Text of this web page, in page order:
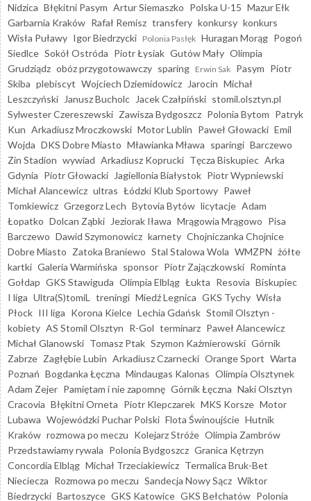
Nidzica Błękitni Pasym Artur Siemaszko Polska U-15 Mazur Ełk
Garbarnia Kraków Rafał Remisz transfery konkursy konkurs
Wisła Puławy Igor Biedrzycki Polonia Pasłęk Huragan Morąg Pogoń
Siedlce Sokół Ostróda Piotr Łysiak Gutów Mały Olimpia
Grudziądz obóz przygotowawczy sparing Erwin Sak Pasym Piotr
Skiba plebiscyt Wojciech Dziemidowicz Jarocin Michał
Leszczyński
Janusz Bucholc Jacek Czałpiński stomil.olsztyn.pl
Sylwester Czereszewski Zawisza Bydgoszcz Polonia Bytom Patryk
Kun Arkadiusz Mroczkowski Motor Lublin Paweł Głowacki Emil
Wojda DKS Dobre Miasto Mławianka Mława sparingi Barczewo
Zin Stadion wywiad Arkadiusz Koprucki Tęcza Biskupiec Arka
Gdynia Piotr Głowacki Jagiellonia Białystok Piotr Wypniewski
Michał Alancewicz ultras Łódzki Klub Sportowy Paweł
Tomkiewicz Grzegorz Lech Bytovia Bytów licytacje Adam
Łopatko Dolcan Ząbki Jeziorak Iława Mrągowia Mrągowo Pisa
Barczewo Dawid Szymonowicz karnety Chojniczanka Chojnice
Dobre Miasto Zatoka Braniewo Stal Stalowa Wola WMZPN żółte
kartki Galeria Warmińska sponsor Piotr Zajączkowski Rominta
Gołdap GKS Stawiguda Olimpia Elbląg Łukta Resovia Biskupiec
I liga Ultra(S)tomiL treningi Miedź Legnica GKS Tychy Wisła
Płock III liga Korona Kielce Lechia Gdańsk Stomil Olsztyn -
kobiety AS Stomil Olsztyn R-Gol terminarz Paweł Alancewicz
Michał Glanowski Tomasz Ptak Szymon Kaźmierowski Górnik
Zabrze Zagłębie Lubin Arkadiusz Czarnecki Orange Sport Warta
Poznań Bogdanka Łęczna Mindaugas Kalonas Olimpia Olsztynek
Adam Zejer Pamiętam i nie zapomnę Górnik Łęczna Naki Olsztyn
Cracovia Błękitni Orneta Piotr Klepczarek MKS Korsze Motor
Lubawa Wojewódzki Puchar Polski Flota Świnoujście Hutnik
Kraków rozmowa po meczu Kolejarz Stróże Olimpia Zambrów
Przedstawiamy rywala Polonia Bydgoszcz Granica Kętrzyn
Concordia Elbląg Michał Trzeciakiewicz Termalica Bruk-Bet
Nieciecza Rozmowa po meczu Sandecja Nowy Sącz Wiktor
Biedrzycki Bartoszyce GKS Katowice GKS Bełchatów Polonia